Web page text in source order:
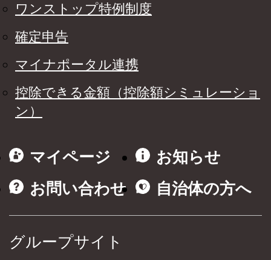
ワンストップ特例制度
確定申告
マイナポータル連携
控除できる金額（控除額シミュレーショ
ン）
マイページ
お知らせ
お問い合わせ
自治体の方へ
グループサイト